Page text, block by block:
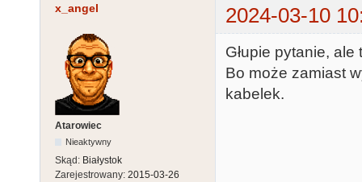
x_angel 2024-03-10
Atarowiec
Nieaktywny
Skąd: Białystok
Zarejestrowany: 2015-03-26
Głupie pytanie,
Bo może zamiast
kabelek.